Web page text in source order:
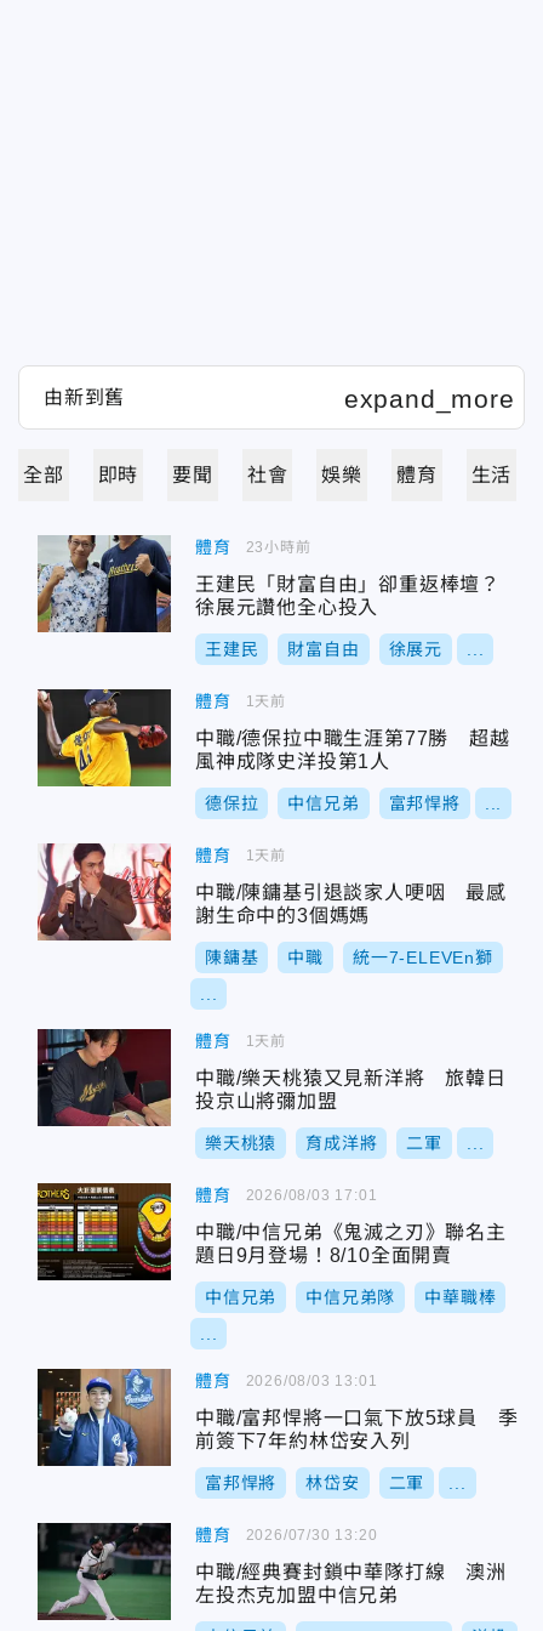
全部 即時 要聞 社會 娛樂 體育 生活
體育
王建民「財富自由」卻重返棒壇？
徐展元讚他全心投入
王建民 財富自由 徐展元
23小時前
體育
中職/德保拉中職生涯第77勝 超越
風神成隊史洋投第1人
德保拉 中信兄弟 富邦悍將
1天前
體育
中職/陳鏞基引退談家人哽咽 最感
謝生命中的3個媽媽
陳鏞基 中職 統一7-ELEVEn獅
1天前
體育
中職/樂天桃猿又見新洋將 旅韓日
投京山將彌加盟
樂天桃猿 育成洋將 二軍
1天前
體育
中職/中信兄弟《鬼滅之刃》聯名主
題日9月登場！8/10全面開賣
中信兄弟 中信兄弟隊 中華職棒
2026/08/03 17:01
體育
中職/富邦悍將一口氣下放5球員 季
前簽下7年約林岱安入列
富邦悍將 林岱安 二軍
2026/08/03 13:01
體育
中職/經典賽封鎖中華隊打線 澳洲
左投杰克加盟中信兄弟
2026/07/30 13:20